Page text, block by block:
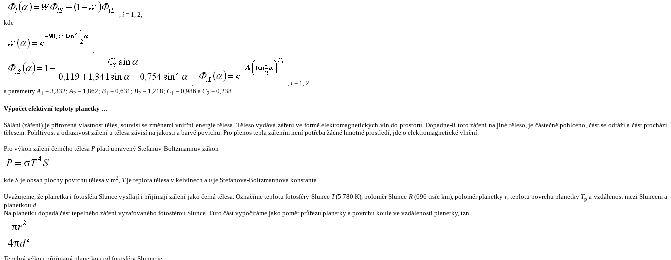
, i = 1, 2,
kde
,
, , i = 1, 2
a parametryA1 = 3,332;A2 = 1,862; B1 = 0,631; B2 = 1,218; C1 = 0,986 a C2 = 0,238.
Výpočet efektivní teploty planetky …
Sálání (záření) je přirozená vlastnost těles, souvisí se změnami vnitřní energie tělesa. Těleso vydává záření ve formě elektromagnetických vln do prostoru. Dopadne-li toto záření na jiné těleso, je částečně pohlceno, část se odráží a část prochází
tělesem. Pohltivost a odrazivost záření u tělesa závisí na jakosti a barvě povrchu. Pro přenos tepla zářením není potřeba žádné hmotné prostředí, jde o elektromagnetické vlnění.
Pro výkon záření černého tělesa P platí upravený Stefanův-Boltzmannův zákon
kde S je obsah plochy povrchu tělesa v m2, Tje teplota tělesa v kelvinech a σje Stefanova-Boltzmannova konstanta.
Uvažujeme, že planetka i fotosféra Slunce vysílají i přijímají záření jako černá tělesa. Označíme teplotu fotosféry Slunce T(5 780 K), poloměr Slunce R(696 tisíc km), poloměr planetky r, teplotu povrchu planetky Tp a vzdálenost mezi Sluncem a
planetkou d.
Na planetku dopadá část tepelného záření vyzařovaného fotosférou Slunce. Tuto část vypočítáme jako poměr průřezu planetky a povrchu koule ve vzdálenosti planetky, tzn.
Tepelný výkon přijímaný planetkou od fotosféry Slunce je